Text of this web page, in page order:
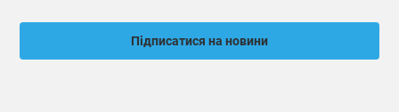
Підписатися на новини